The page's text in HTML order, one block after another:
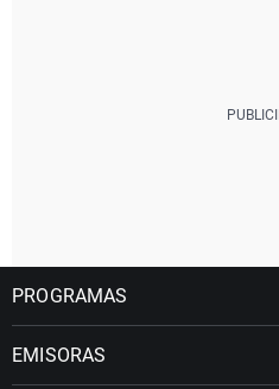
PROGRAMAS
EMISORAS